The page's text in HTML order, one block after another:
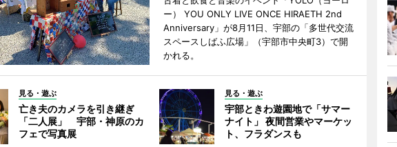
ー） YOU ONLY LIVE ONCE HIRAETH 2nd
Anniversary」が8月11日、宇部の「多世代交流
スペースしばふ広場」（宇部市中央町3）で開
かれる。
見る・遊ぶ
亡き夫のカメラを引き継ぎ
「二人展」 宇部・神原のカ
フェで写真展
見る・遊ぶ
宇部ときわ遊園地で「サマー
ナイト」 夜間営業やマーケッ
ト、フラダンスも